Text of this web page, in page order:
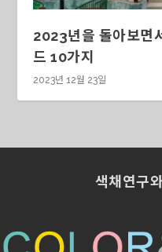
2023년을 돌아보면
드 10가지
2023년 12월 23일
색채연구